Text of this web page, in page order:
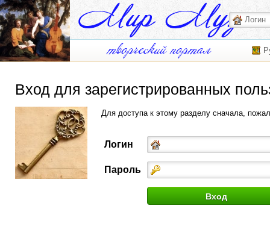
Вход для зарегистрированных
Для доступа к этому разделу сначала,
Логин
Пароль